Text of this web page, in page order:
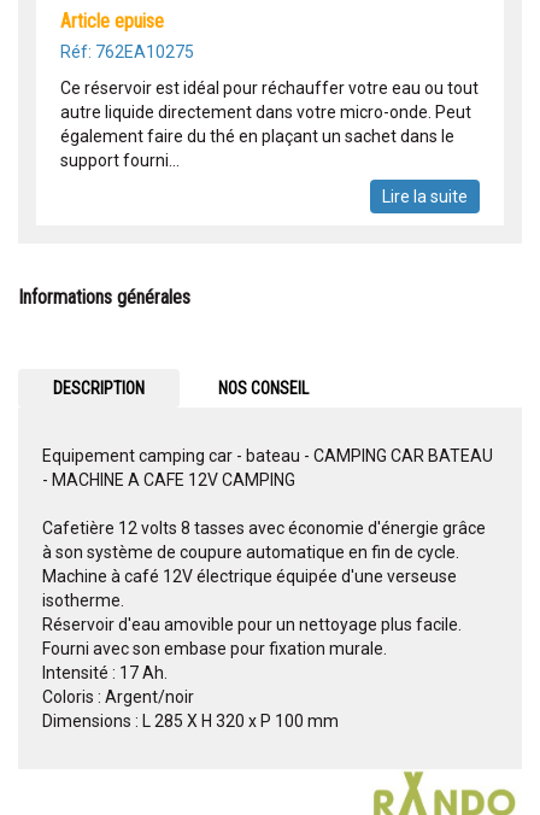
article epuise
Réf: 762EA10275
Ce réservoir est idéal pour réchauffer votre eau ou tout
autre liquide directement dans votre micro-onde. Peut
également faire du thé en plaçant un sachet dans le
support fourni...
Lire la suite
Informations générales
DESCRIPTION NOS CONSEIL
Equipement camping car - bateau - CAMPING CAR BATEAU
- MACHINE A CAFE 12V CAMPING
Cafetière 12 volts 8 tasses avec économie d'énergie grâce
à son système de coupure automatique en fin de cycle.
Machine à café 12V électrique équipée d'une verseuse
isotherme.
Réservoir d'eau amovible pour un nettoyage plus facile.
Fourni avec son embase pour fixation murale.
Intensité : 17 Ah.
Coloris : Argent/noir
Dimensions : L 285 X H 320 x P 100 mm